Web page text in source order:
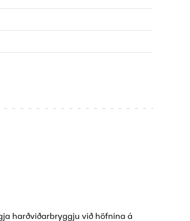
harðviðarbryggju við höfnina á